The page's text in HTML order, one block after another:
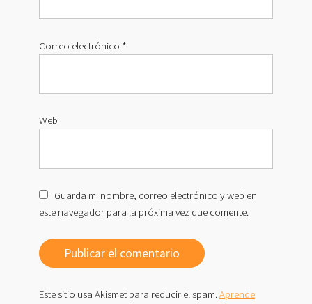
Correo electrónico *
Web
Guarda mi nombre, correo electrónico y web en
este navegador para la próxima vez que comente.
Este sitio usa Akismet para reducir el spam.Aprende